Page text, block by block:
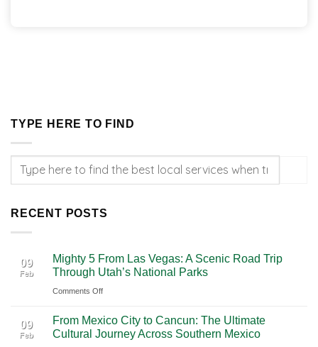
TYPE HERE TO FIND
RECENT POSTS
09
Feb
Mighty 5 From Las Vegas: A Scenic Road Trip
Through Utah’s National Parks
Comments Offon
5
From
09
Feb
From Mexico City to Cancun: The Ultimate
Cultural Journey Across Southern Mexico